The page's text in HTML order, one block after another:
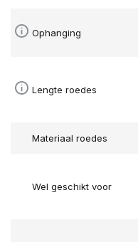
Ophanging
Lengte roedes
Materiaal roedes
Wel geschikt voor